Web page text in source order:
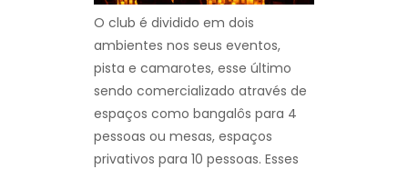
O club é dividido em dois
ambientes nos seus eventos,
pista e camarotes, esse último
sendo comercializado através de
espaços como bangalôs para 4
pessoas ou mesas, espaços
privativos para 10 pessoas. Esses